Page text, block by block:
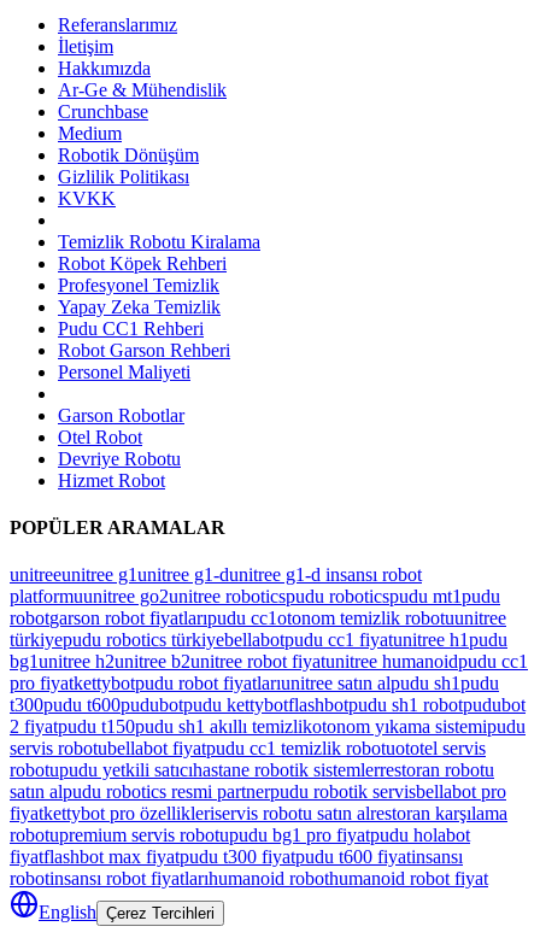
Referanslarımız
İletişim
Hakkımızda
Ar-Ge & Mühendislik
Crunchbase
Medium
Robotik Dönüşüm
Gizlilik Politikası
KVKK
Temizlik Robotu Kiralama
Robot Köpek Rehberi
Profesyonel Temizlik
Yapay Zeka Temizlik
Pudu CC1 Rehberi
Robot Garson Rehberi
Personel Maliyeti
Garson Robotlar
Otel Robot
Devriye Robotu
Hizmet Robot
POPÜLER ARAMALAR
unitreeunitree g1unitree g1-dunitree g1-d insansı robot
platformuunitree go2unitree roboticspudu roboticspudu mt1pudu
robotgarson robot fiyatlarıpudu cc1otonom temizlik robotuunitree
türkiyepudu robotics türkiyebellabotpudu cc1 fiyatunitree h1pudu
bg1unitree h2unitree b2unitree robot fiyatunitree humanoidpudu cc1
pro fiyatkettybotpudu robot fiyatlarıunitree satın alpudu sh1pudu
t300pudu t600pudubotpudu kettybotflashbotpudu sh1 robotpudubot
2 fiyatpudu t150pudu sh1 akıllı temizlikotonom yıkama sistemipudu
servis robotubellabot fiyatpudu cc1 temizlik robotuototel servis
robotupudu yetkili satıcıhastane robotik sistemlerrestoran robotu
satın alpudu robotics resmi partnerpudu robotik servisbellabot pro
fiyatkettybot pro özellikleriservis robotu satın alrestoran karşılama
robotupremium servis robotupudu bg1 pro fiyatpudu holabot
fiyatflashbot max fiyatpudu t300 fiyatpudu t600 fiyatinsansı
robotinsansı robot fiyatlarıhumanoid robothumanoid robot fiyat
English Çerez Tercihleri